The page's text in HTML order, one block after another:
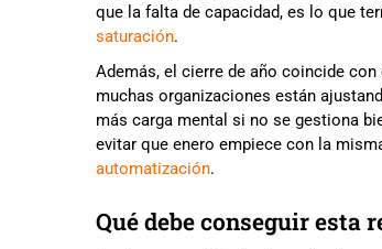
que la falta de capacidad, es lo que
saturación.
Además, el cierre de año coincide
muchas organizaciones están
más carga mental si no se gestiona
evitar que enero empiece con la
automatización.
Qué debe conseguir esta